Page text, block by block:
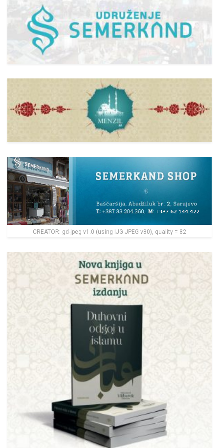
CREATOR: gd-jpeg v1.0 (using IJG JPEG v80), quality = 82